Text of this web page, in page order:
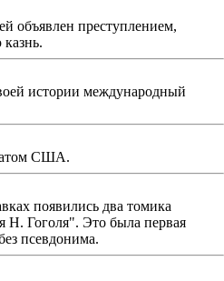
объявлен преступлением,
истории международный
США.
появились два томика
Н. Гоголя". Это была первая
псевдонима.